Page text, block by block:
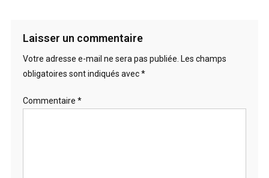
Laisser un commentaire
Votre adresse e-mail ne sera pas publiée. Les champs
obligatoires sont indiqués avec*
Commentaire *